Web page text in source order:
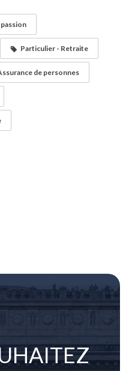
Particulier - Retraite
de personnes